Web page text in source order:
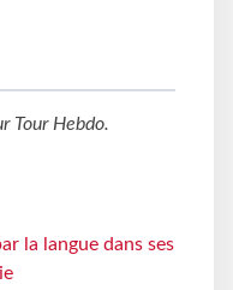
Tour Hebdo.
la langue dans ses